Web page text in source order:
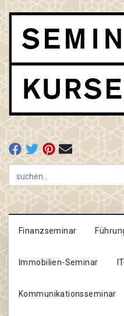
Finanzseminar
Immobilien-Seminar
Kommunikationsseminar